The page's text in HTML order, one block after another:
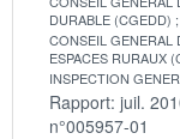
DURABLE (CGEDD)
CONSEIL GENERAL
ESPACES RURAUX
INSPECTION
Rapport: juil.
n°005957-01